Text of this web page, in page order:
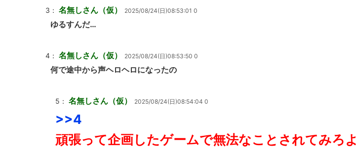
3： 名無しさん（仮） 2025/08/24(日)08:53:01 0
ゆるすんだ…
4： 名無しさん（仮） 2025/08/24(日)08:53:50 0
何で途中から声ヘロヘロになったの
5： 名無しさん（仮） 2025/08/24(日)08:54:04 0
>>4
頑張って企画したゲームで無法なことされてみろよ